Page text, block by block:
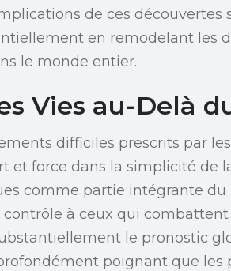
de ces découvertes
en remodelant les
le monde entier.
Vies au-Delà
difficiles prescrits par
et force dans la simplicité de
comme partie intégrante du
à ceux qui combattent
le pronostic
poignant que les